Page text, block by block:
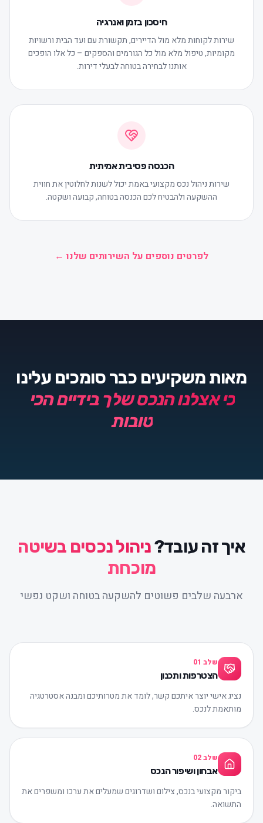
חיסכון בזמן ואנרגיה
שירות לקוחות מלא מול הדיירים, תקשורת עם ועד הבית ורשויות
מקומיות, טיפול מלא מול כל הגורמים והספקים – כל אלו הופכים
אותנו לבחירה בטוחה לבעלי דירות.
הכנסה פסיבית אמיתית
שירות ניהול נכס מקצועי באמת יכול לשנות לחלוטין את חווית
ההשקעה ולהבטיח לכם הכנסה בטוחה, קבועה ושקטה.
לפרטים נוספים על השירותים שלנו ←
מאות משקיעים כבר סומכים עלינו
כי אצלנו הנכס שלך בידיים הכי
טובות
איך זה עובד?ניהול נכסים בשיטה
מוכחת
ארבעה שלבים פשוטים להשקעה בטוחה ושקט נפשי
שלב 01
הצטרפות ותכנון
נציג אישי יוצר איתכם קשר, לומד את מטרותיכם ומבנה אסטרטגיה
מותאמת לנכס.
שלב02
אבחון ושיפור הנכס
ביקור מקצועי בנכס, צילום ושדרוגים שמעלים את ערכו ומשפרים את
התשואה.